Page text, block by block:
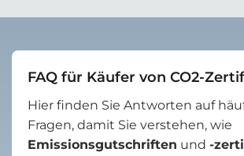
FAQ für Käufer von CO2-
Hier finden Sie Antworten auf
Fragen, damit Sie verstehen, wie
Emissionsgutschriften und -